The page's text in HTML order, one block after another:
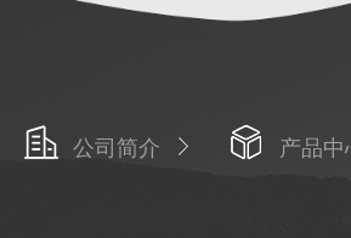
公司简介 产品中